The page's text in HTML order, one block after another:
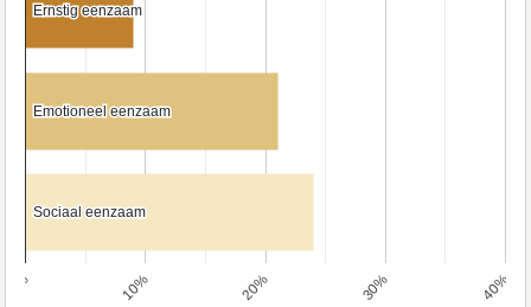
0% 10% 20% 30% 40%
Ernstig eenzaam
Ernstig eenzaam
Emotioneel eenzaam
Emotioneel eenzaam
Sociaal eenzaam
Sociaal eenzaam